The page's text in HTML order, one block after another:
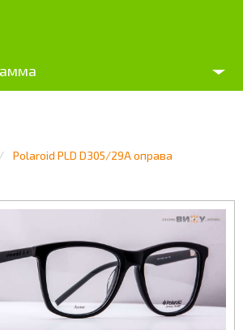
Polaroid PLD D305/29A оправа